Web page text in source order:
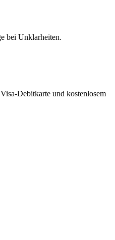
bei Unklarheiten.
Debitkarte und kostenlosem